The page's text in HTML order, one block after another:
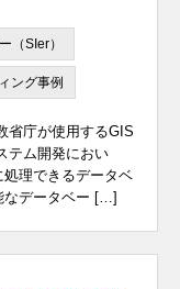
（SIer）
ング事例
省庁が使用するGIS
テム開発におい
理できるデータベ
なデータベー […]